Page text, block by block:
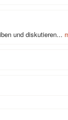
und diskutieren...